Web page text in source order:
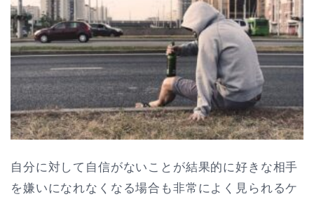
自分に対して自信がないことが結果的に好きな相手
を嫌いになれなくなる場合も非常によく見られるケ